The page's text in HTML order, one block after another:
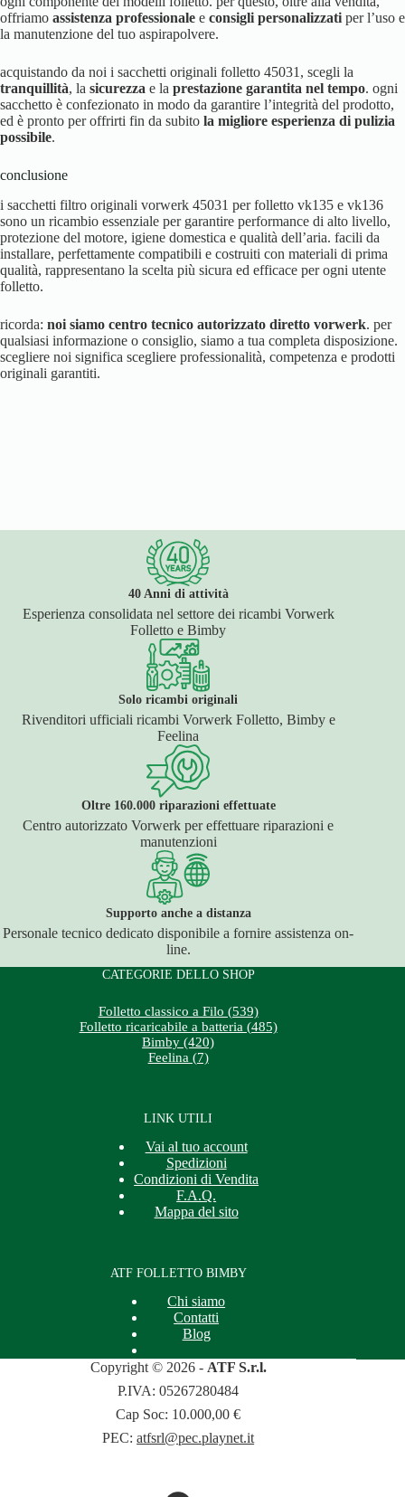
offriamo assistenza professionale e consigli personalizzati per l’uso e
la manutenzione del tuo aspirapolvere.
acquistando da noi i sacchetti originali folletto 45031, scegli la
tranquillità, la sicurezza e la prestazione garantita nel tempo. ogni
sacchetto è confezionato in modo da garantire l’integrità del prodotto,
ed è pronto per offrirti fin da subito la migliore esperienza di pulizia
possibile.
conclusione
i sacchetti filtro originali vorwerk 45031 per folletto vk135 e vk136
sono un ricambio essenziale per garantire performance di alto livello,
protezione del motore, igiene domestica e qualità dell’aria. facili da
installare, perfettamente compatibili e costruiti con materiali di prima
qualità, rappresentano la scelta più sicura ed efficace per ogni utente
folletto.
ricorda: noi siamo centro tecnico autorizzato diretto vorwerk. per
qualsiasi informazione o consiglio, siamo a tua completa disposizione.
scegliere noi significa scegliere professionalità, competenza e prodotti
originali garantiti.
40 Anni di attività
Esperienza consolidata nel settore dei ricambi Vorwerk
Folletto e Bimby
Solo ricambi originali
Rivenditori ufficiali ricambi Vorwerk Folletto, Bimby e
Feelina
Oltre 160.000 riparazioni effettuate
Centro autorizzato Vorwerk per effettuare riparazioni e
manutenzioni
Supporto anche a distanza
Personale tecnico dedicato disponibile a fornire assistenza on-
line.
CATEGORIE DELLO SHOP
Folletto classico a Filo (539)
Folletto ricaricabile a batteria (485)
Bimby (420)
Feelina (7)
LINK UTILI
Vai al tuo account
Spedizioni
Condizioni di Vendita
F.A.Q.
Mappa del sito
ATF FOLLETTO BIMBY
Chi siamo
Contatti
Blog
Copyright © 2026 - ATF S.r.l.
P.IVA: 05267280484
Cap Soc: 10.000,00 €
PEC:atfsrl@pec.playnet.it